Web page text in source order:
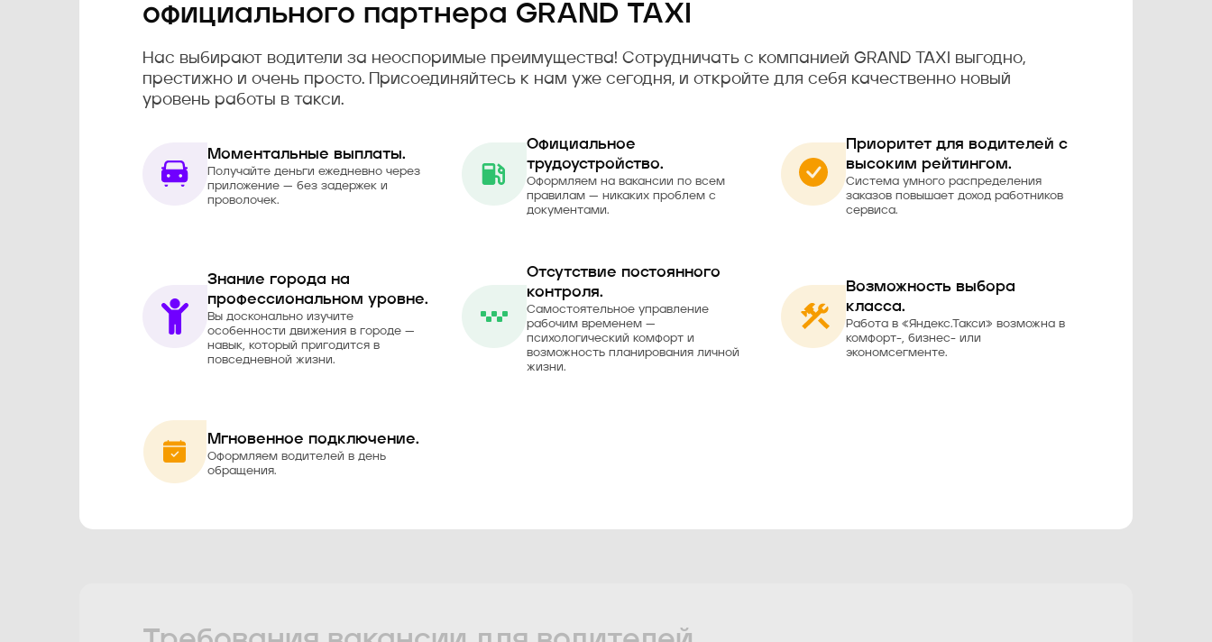
официального партнера GRAND TAXI
Нас выбирают водители за неоспоримые преимущества! Сотрудничать с компанией GRAND TAXI выгодно,
престижно и очень просто. Присоединяйтесь к нам уже сегодня, и откройте для себя качественно новый
уровень работы в такси.
Моментальные выплаты.
Получайте деньги ежедневно через
приложение — без задержек и
проволочек.
Официальное
трудоустройство.
Оформляем на вакансии по всем
правилам — никаких проблем с
документами.
Приоритет для водителей с
высоким рейтингом.
Система умного распределения
заказов повышает доход работников
сервиса.
Знание города на
профессиональном уровне.
Вы досконально изучите
особенности движения в городе —
навык, который пригодится в
повседневной жизни.
Отсутствие постоянного
контроля.
Самостоятельное управление
рабочим временем —
психологический комфорт и
возможность планирования личной
жизни.
Возможность выбора
класса.
Работа в «Яндекс.Такси» возможна в
комфорт-, бизнес- или
экономсегменте.
Мгновенное подключение.
Оформляем водителей в день
обращения.